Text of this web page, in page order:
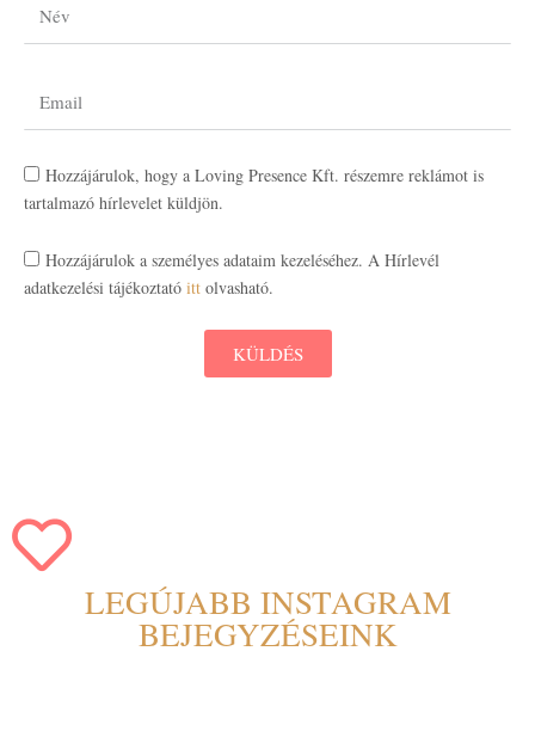
Hozzájárulok, hogy a Loving Presence Kft. részemre reklámot is
tartalmazó hírlevelet küldjön.
Hozzájárulok a személyes adataim kezeléséhez. A Hírlevél
adatkezelési tájékoztató itt olvasható.
KÜLDÉS
LEGÚJABB INSTAGRAM
BEJEGYZÉSEINK